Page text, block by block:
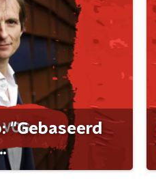
"Gebaseerd